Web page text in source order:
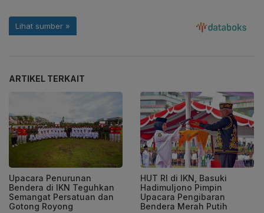
ARTIKEL TERKAIT
Upacara Penurunan
Bendera di IKN Teguhkan
Semangat Persatuan dan
Gotong Royong
HUT RI di IKN, Basuki
Hadimuljono Pimpin
Upacara Pengibaran
Bendera Merah Putih